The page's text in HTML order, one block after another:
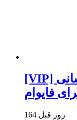
[VIP] دانلود ماد دوج چارجر آتش نشانی
فایوام
164 روز قبل